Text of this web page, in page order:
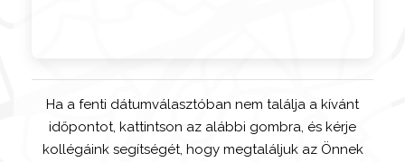
Ha a fenti dátumválasztóban nem találja a kívánt
időpontot, kattintson az alábbi gombra, és kérje
kollégáink segítségét, hogy megtaláljuk az Önnek